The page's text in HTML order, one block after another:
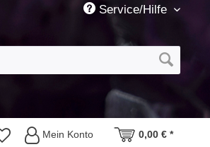
Service/Hilfe
Mein Konto 0,00 € *